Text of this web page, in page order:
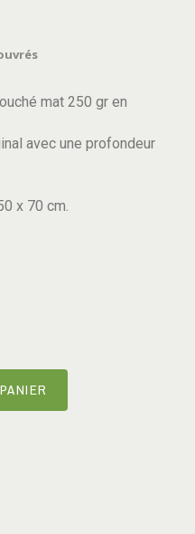
mat 250 gr en
avec une profondeur
x 70 cm.